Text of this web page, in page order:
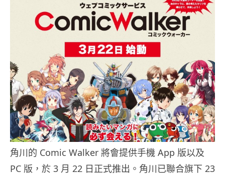
角川的 Comic Walker 將會提供手機 App 版以及
PC 版，於 3 月 22 日正式推出。角川已聯合旗下 23